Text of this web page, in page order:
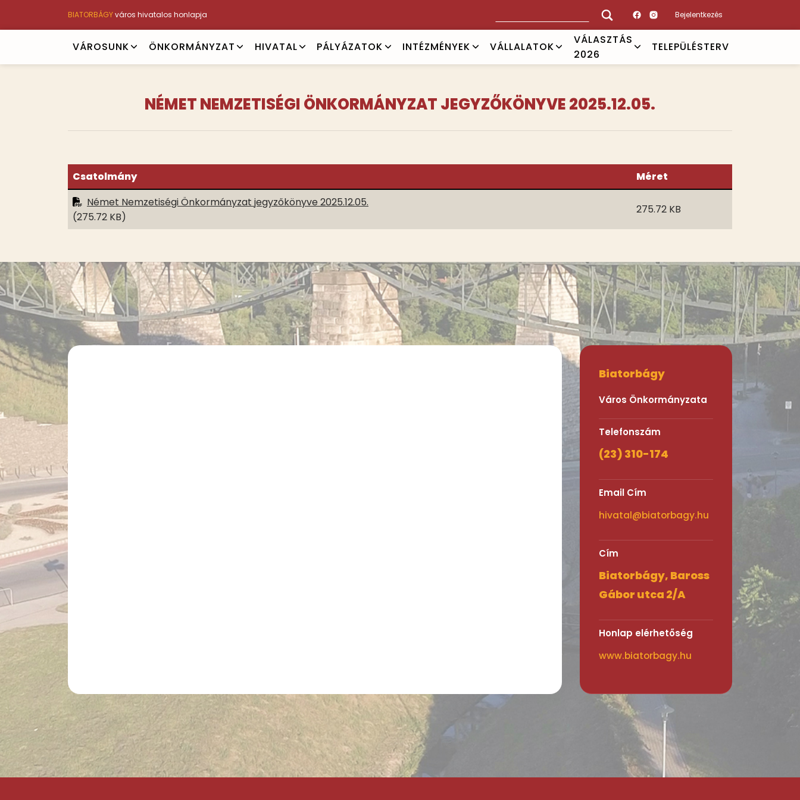
BIATORBÁGYváros hivatalos honlapja Bejelentkezés
Main
navigation
VÁROSUNK ÖNKORMÁNYZAT HIVATAL PÁLYÁZATOK INTÉZMÉNYEK VÁLLALATOK
VÁLASZTÁS
2026
TELEPÜLÉSTERV
NÉMET NEMZETISÉGI ÖNKORMÁNYZAT JEGYZŐKÖNYVE 2025.12.05.
Csatolmány
Méret
Német Nemzetiségi Önkormányzat jegyzőkönyve 2025.12.05.
(275.72 KB)
275.72 KB
Biatorbágy
Város Önkormányzata
Telefonszám
(23) 310-174
Email Cím
hivatal@biatorbagy.hu
Cím
Biatorbágy, Baross
Gábor utca 2/A
Honlap elérhetőség
www.biatorbagy.hu